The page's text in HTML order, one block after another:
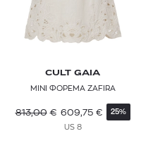
CULT GAIA
ΜΙΝΙ ΦΟΡΕΜΑ ZAFIRA
813,00 € 609,75 € 25%
US 8